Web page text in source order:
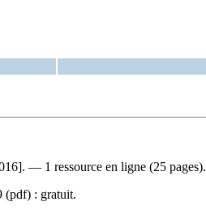
— 1 ressource en ligne (25 pages).
(pdf) : gratuit.